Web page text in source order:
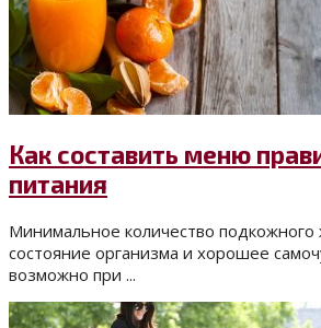
Как составить меню
питания
Минимальное количество
состояние организма и хорошее
возможно при ...